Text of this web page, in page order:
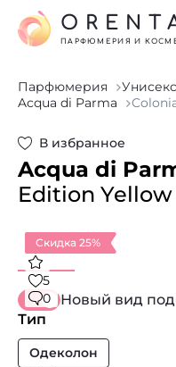
ПАРФЮМЕРИЯ И
Парфюмерия
Acqua di Parma
В избранное
Acqua di
Edition Yellow
Скидка 25%
5
0
Новый вид
Тип
Одеколон